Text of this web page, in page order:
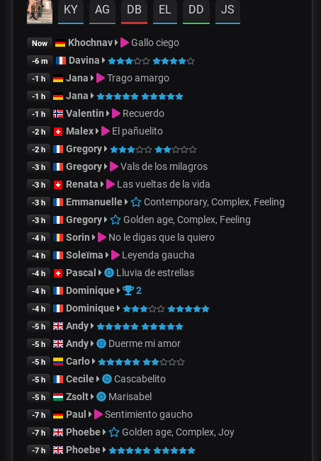
KY AG DB EL DD JS
Now Khochnav Gallo ciego
-6 m Davina
-1 h Jana Trago amargo
-1 h Jana
-1 h Valentin Recuerdo
-2 h Malex El pañuelito
-2 h Gregory
-3 h Gregory Vals de los milagros
-3 h Renata Las vueltas de la vida
-3 h Emmanuelle Contemporary, Complex, Feeling
-3 h Gregory Golden age, Complex, Feeling
-4 h Sorin No le digas que la quiero
-4 h Soleïma Leyenda gaucha
-4 h Pascal Lluvia de estrellas
-4 h Dominique 2
-4 h Dominique
-5 h Andy
-5 h Andy Duerme mi amor
-5 h Carlo
-5 h Cecile Cascabelito
-5 h Zsolt Marisabel
-7 h Paul Sentimiento gaucho
-7 h Phoebe Golden age, Complex, Joy
-7 h Phoebe